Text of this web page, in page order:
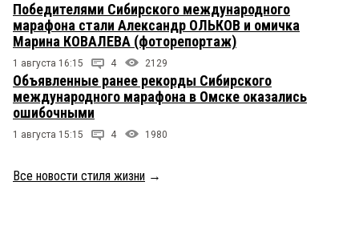
Победителями Сибирского международного
марафона стали Александр ОЛЬКОВ и омичка
Марина КОВАЛЕВА (фоторепортаж)
1 августа 16:15 4 2129
Объявленные ранее рекорды Сибирского
международного марафона в Омске оказались
ошибочными
1 августа 15:15 4 1980
Все новости стиля жизни →